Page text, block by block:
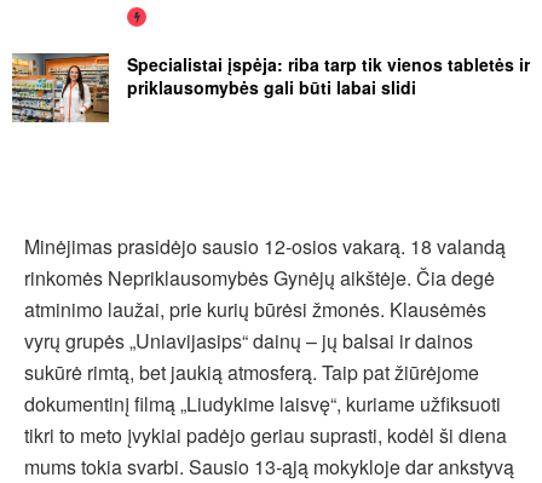
Specialistai įspėja: riba tarp tik vienos tabletės ir
priklausomybės gali būti labai slidi
Minėjimas prasidėjo sausio 12-osios vakarą. 18 valandą
rinkomės Nepriklausomybės Gynėjų aikštėje. Čia degė
atminimo laužai, prie kurių būrėsi žmonės. Klausėmės
vyrų grupės „Uniavijasips“ dainų – jų balsai ir dainos
sukūrė rimtą, bet jaukią atmosferą. Taip pat žiūrėjome
dokumentinį filmą „Liudykime laisvę“, kuriame užfiksuoti
tikri to meto įvykiai padėjo geriau suprasti, kodėl ši diena
mums tokia svarbi. Sausio 13-ąją mokykloje dar ankstyvą